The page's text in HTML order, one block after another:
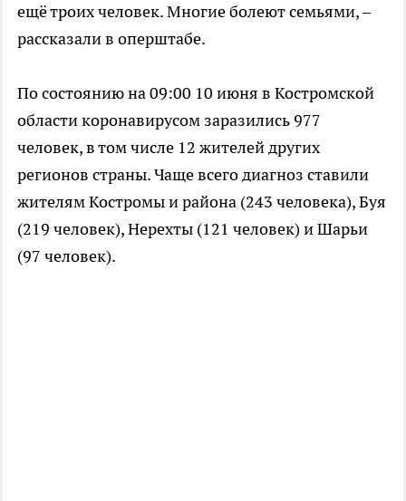
ещё троих человек. Многие болеют семьями, –
рассказали в оперштабе.
По состоянию на 09:00 10 июня в Костромской
области коронавирусом заразились 977
человек, в том числе 12 жителей других
регионов страны. Чаще всего диагноз ставили
жителям Костромы и района (243 человека), Буя
(219 человек), Нерехты (121 человек) и Шарьи
(97 человек).